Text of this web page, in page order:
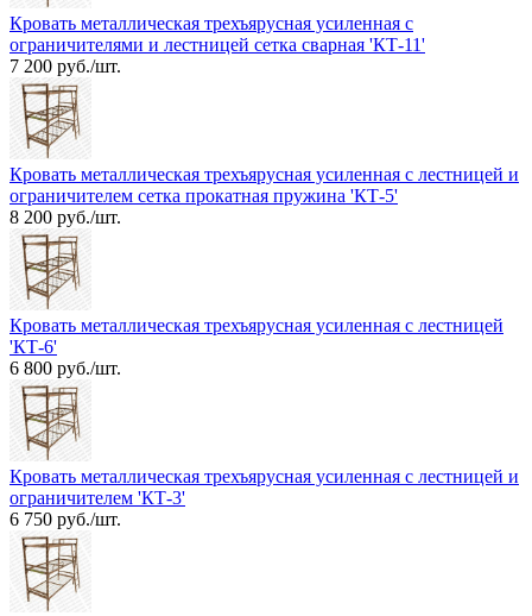
Кровать металлическая трехъярусная усиленная с
ограничителями и лестницей сетка сварная 'КТ-11'
7 200 руб./шт.
Кровать металлическая трехъярусная усиленная с лестницей и
ограничителем сетка прокатная пружина 'КТ-5'
8 200 руб./шт.
Кровать металлическая трехъярусная усиленная с лестницей
'КТ-6'
6 800 руб./шт.
Кровать металлическая трехъярусная усиленная с лестницей и
ограничителем 'КТ-3'
6 750 руб./шт.